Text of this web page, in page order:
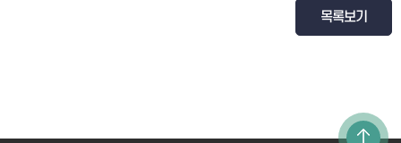
목록보기